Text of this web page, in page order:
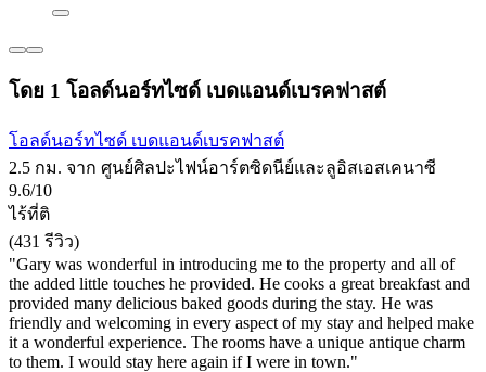
โดย 1 โอลด์นอร์ทไซด์ เบดแอนด์เบรคฟาสต์
โอลด์นอร์ทไซด์ เบดแอนด์เบรคฟาสต์
2.5 กม. จาก ศูนย์ศิลปะไฟน์อาร์ตซิดนีย์และลูอิสเอสเคนาซี
9.6/10
ไร้ที่ติ
(431 รีวิว)
"Gary was wonderful in introducing me to the property and all of
the added little touches he provided. He cooks a great breakfast and
provided many delicious baked goods during the stay. He was
friendly and welcoming in every aspect of my stay and helped make
it a wonderful experience. The rooms have a unique antique charm
to them. I would stay here again if I were in town."